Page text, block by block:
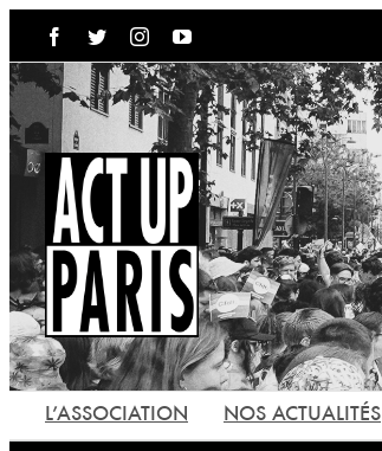
Passer
contenu
Facebook
TwitterInstagramYouTube
L’ASSOCIATION NOS ACTUALITÉS